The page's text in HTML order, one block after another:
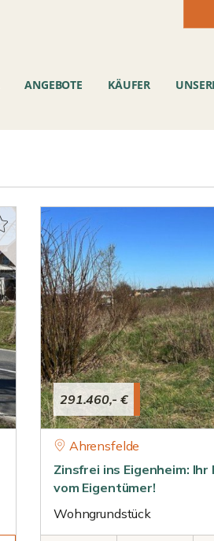
ANGEBOTE KÄUFER
291.460,- €
Ahrensfelde
Zinsfrei ins Eigenheim: Ihr
vom Eigentümer!
Wohngrundstück